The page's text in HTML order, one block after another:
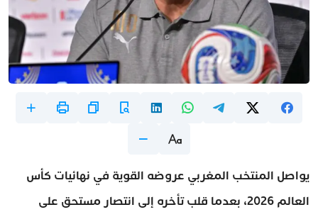
يواصل المنتخب المغربي عروضه القوية في نهائيات كأس
العالم 2026، بعدما قلب تأخره إلى انتصار مستحق على